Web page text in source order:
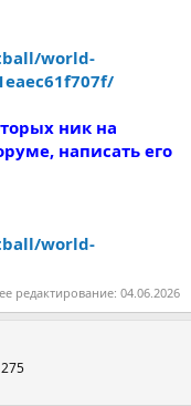
world-
ник на
написать его
world-
редактирование: 04.06.2026